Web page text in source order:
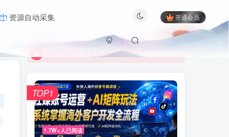
资源自动采集 开通会员
限时活动；目前月卡只需6.8元
有问题联系及时联系站长
限时活动；目前月卡只需6.8元
1.7W+人已阅读
TOP1